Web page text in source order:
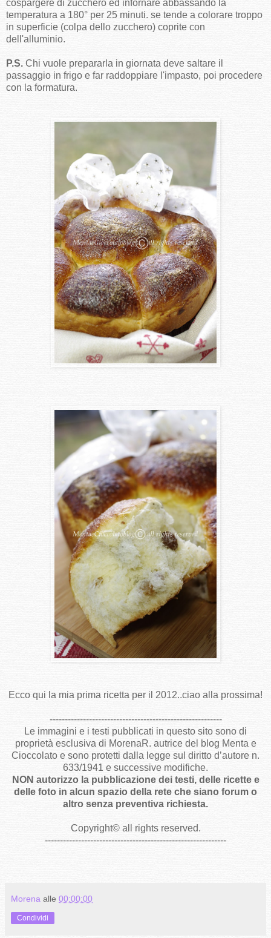
cospargere di zucchero ed infornare abbassando la
temperatura a 180° per 25 minuti. se tende a colorare troppo
in superficie (colpa dello zucchero) coprite con
dell'alluminio.
P.S. Chi vuole prepararla in giornata deve saltare il
passaggio in frigo e far raddoppiare l'impasto, poi procedere
con la formatura.
Ecco qui la mia prima ricetta per il 2012..ciao alla prossima!
---------------------------------------------------------
Le immagini e i testi pubblicati in questo sito sono di
proprietà esclusiva di MorenaR. autrice del blog Menta e
Cioccolato e sono protetti dalla legge sul diritto d’autore n.
633/1941 e successive modifiche.
NON autorizzo la pubblicazione dei testi, delle ricette e
delle foto in alcun spazio della rete che siano forum o
altro senza preventiva richiesta.
Copyright© all rights reserved.
------------------------------------------------------------
Morena alle 00:00:00
Condividi